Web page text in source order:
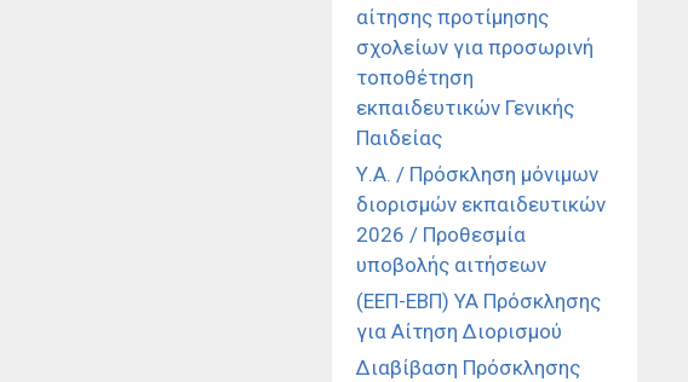
αίτησης προτίμησης
σχολείων για προσωρινή
τοποθέτηση
εκπαιδευτικών Γενικής
Παιδείας
Υ.Α. / Πρόσκληση μόνιμων
διορισμών εκπαιδευτικών
2026 / Προθεσμία
υποβολής αιτήσεων
(ΕΕΠ-ΕΒΠ) ΥΑ Πρόσκλησης
για Αίτηση Διορισμού
Διαβίβαση Πρόσκλησης